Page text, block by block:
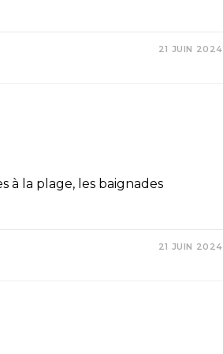
21 JUIN 2024
à la plage, les baignades
21 JUIN 2024